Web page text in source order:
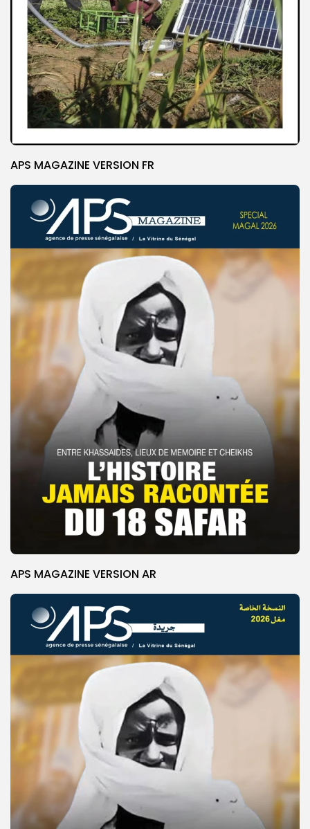
© Copyright 2025, APS
APS MAGAZINE VERSION FR
APS MAGAZINE VERSION AR